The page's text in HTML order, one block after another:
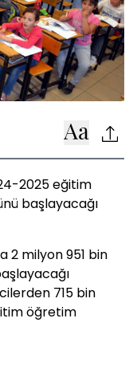
2025 eğitim
başlayacağı
2 milyon 951 bin
715 bin
öğretim